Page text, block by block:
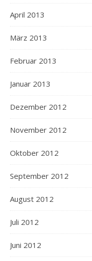
April 2013
März 2013
Februar 2013
Januar 2013
Dezember 2012
November 2012
Oktober 2012
September 2012
August 2012
Juli 2012
Juni 2012